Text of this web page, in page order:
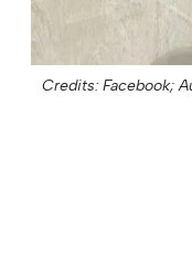
Credits: Facebook;